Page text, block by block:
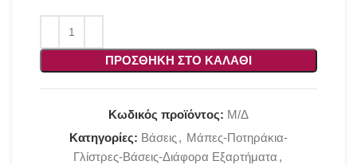
ΠΡΟΣΘΉΚΗ ΣΤΟ ΚΑΛΆΘΙ
Κωδικός προϊόντος: Μ/Δ
Κατηγορίες: Βάσεις, Μάπες-Ποτηράκια-
Γλίστρες-Βάσεις-Διάφορα Εξαρτήματα ,